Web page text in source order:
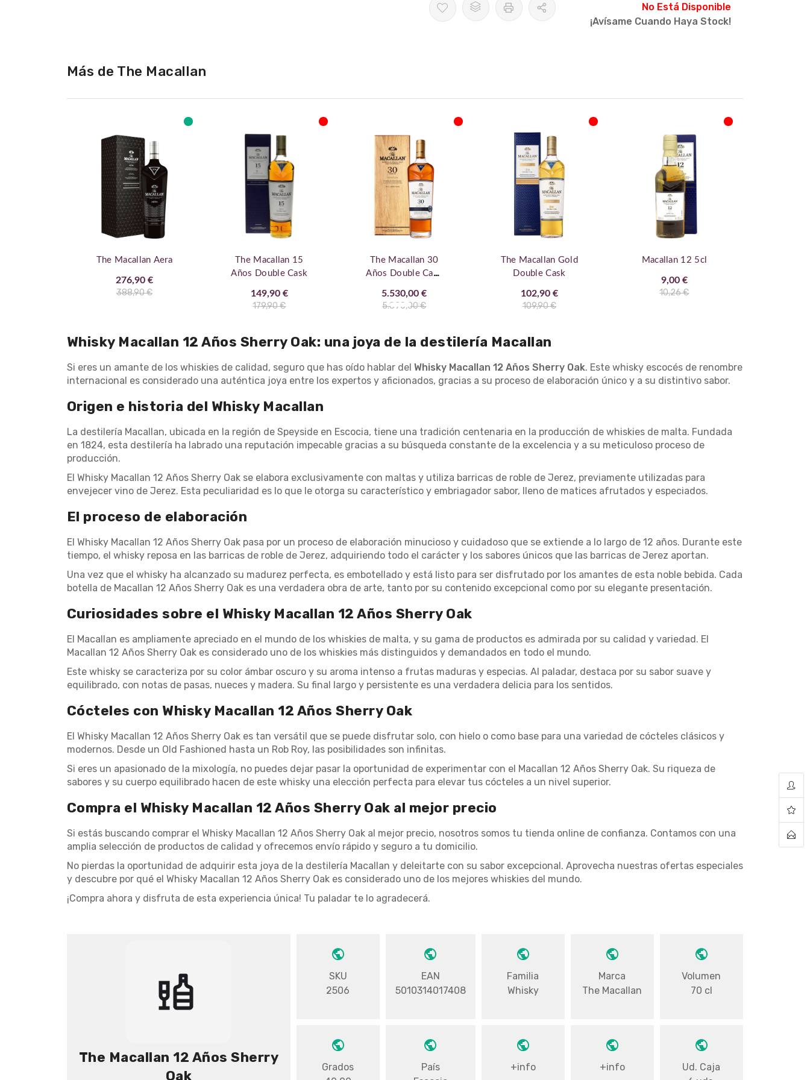
No Está Disponible
¡Avísame Cuando Haya Stock!
Más de The Macallan
The Macallan Aera
276,90 €
388,90 €
The Macallan 15
Años Double Cask
149,90 €
179,90 €
The Macallan 30
Años Double Cask
5.530,00 €
5.890,00 €
The Macallan Gold
Double Cask
102,90 €
109,90 €
Macallan 12 5cl
9,00 €
10,26 €
Whisky Macallan 12 Años Sherry Oak: una joya de la destilería Macallan
Si eres un amante de los whiskies de calidad, seguro que has oído hablar del Whisky Macallan 12 Años Sherry Oak. Este whisky escocés de renombre
internacional es considerado una auténtica joya entre los expertos y aficionados, gracias a su proceso de elaboración único y a su distintivo sabor.
Origen e historia del Whisky Macallan
La destilería Macallan, ubicada en la región de Speyside en Escocia, tiene una tradición centenaria en la producción de whiskies de malta. Fundada
en 1824, esta destilería ha labrado una reputación impecable gracias a su búsqueda constante de la excelencia y a su meticuloso proceso de
producción.
El Whisky Macallan 12 Años Sherry Oak se elabora exclusivamente con maltas y utiliza barricas de roble de Jerez, previamente utilizadas para
envejecer vino de Jerez. Esta peculiaridad es lo que le otorga su característico y embriagador sabor, lleno de matices afrutados y especiados.
El proceso de elaboración
El Whisky Macallan 12 Años Sherry Oak pasa por un proceso de elaboración minucioso y cuidadoso que se extiende a lo largo de 12 años. Durante este
tiempo, el whisky reposa en las barricas de roble de Jerez, adquiriendo todo el carácter y los sabores únicos que las barricas de Jerez aportan.
Una vez que el whisky ha alcanzado su madurez perfecta, es embotellado y está listo para ser disfrutado por los amantes de esta noble bebida. Cada
botella de Macallan 12 Años Sherry Oak es una verdadera obra de arte, tanto por su contenido excepcional como por su elegante presentación.
Curiosidades sobre el Whisky Macallan 12 Años Sherry Oak
El Macallan es ampliamente apreciado en el mundo de los whiskies de malta, y su gama de productos es admirada por su calidad y variedad. El
Macallan 12 Años Sherry Oak es considerado uno de los whiskies más distinguidos y demandados en todo el mundo.
Este whisky se caracteriza por su color ámbar oscuro y su aroma intenso a frutas maduras y especias. Al paladar, destaca por su sabor suave y
equilibrado, con notas de pasas, nueces y madera. Su final largo y persistente es una verdadera delicia para los sentidos.
Cócteles con Whisky Macallan 12 Años Sherry Oak
El Whisky Macallan 12 Años Sherry Oak es tan versátil que se puede disfrutar solo, con hielo o como base para una variedad de cócteles clásicos y
modernos. Desde un Old Fashioned hasta un Rob Roy, las posibilidades son infinitas.
Si eres un apasionado de la mixología, no puedes dejar pasar la oportunidad de experimentar con el Macallan 12 Años Sherry Oak. Su riqueza de
sabores y su cuerpo equilibrado hacen de este whisky una elección perfecta para elevar tus cócteles a un nivel superior.
Compra el Whisky Macallan 12 Años Sherry Oak al mejor precio
Si estás buscando comprar el Whisky Macallan 12 Años Sherry Oak al mejor precio, nosotros somos tu tienda online de confianza. Contamos con una
amplia selección de productos de calidad y ofrecemos envío rápido y seguro a tu domicilio.
No pierdas la oportunidad de adquirir esta joya de la destilería Macallan y deleitarte con su sabor excepcional. Aprovecha nuestras ofertas especiales
y descubre por qué el Whisky Macallan 12 Años Sherry Oak es considerado uno de los mejores whiskies del mundo.
¡Compra ahora y disfruta de esta experiencia única! Tu paladar te lo agradecerá.
The Macallan 12 Años Sherry
Oak
SKU
2506
EAN
5010314017408
Familia
Whisky
Marca
The Macallan
Volumen
70 cl
Grados
País
+info +info
Ud. Caja